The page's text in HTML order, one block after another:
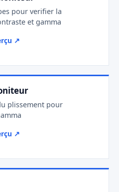
pour verifier la
et gamma
↗
plissement pour
↗